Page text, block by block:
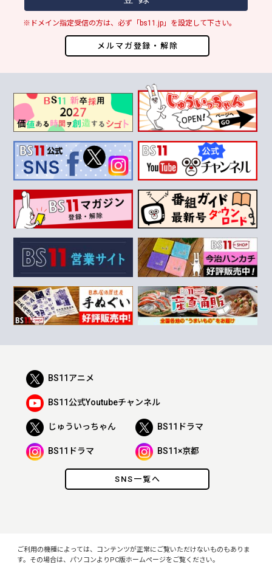
メルマガ登録・解除
※ドメイン指定受信の方は、必ず「bs11.jp」を設定して下さい。
SNS一覧へ
BS11アニメ
BS11公式Youtubeチャンネル
じゅういっちゃん BS11ドラマ
BS11ドラマ BS11×京都
ご利用の機種によっては、コンテンツが正常にご覧いただけないものもありま
す。その場合は、パソコンよりPC版ホームページをご覧ください。